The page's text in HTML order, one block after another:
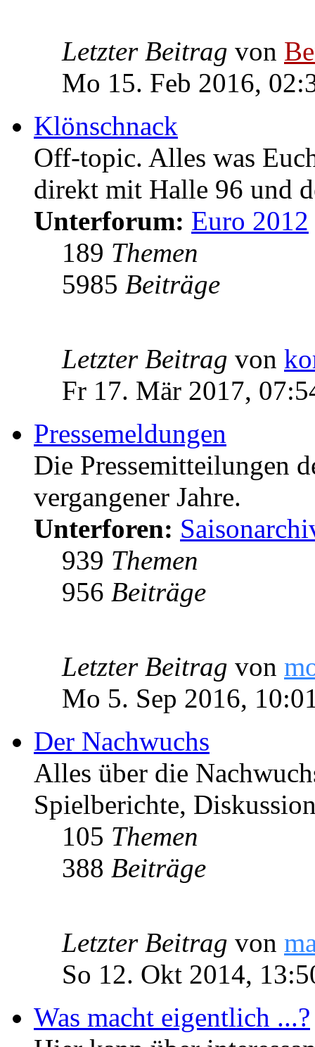
Letzter Beitrag von
Mo 15. Feb 2016,
Klönschnack
Off-topic. Alles was
direkt mit Halle 96 und
Unterforum: Euro 2012
189 Themen
5985 Beiträge
Letzter Beitrag von
Fr 17. Mär 2017,
Pressemeldungen
Die Pressemitteilungen
vergangener Jahre.
Unterforen:
939 Themen
956 Beiträge
Letzter Beitrag von
Mo 5. Sep 2016,
Der Nachwuchs
Alles über die
Spielberichte,
105 Themen
388 Beiträge
Letzter Beitrag von
So 12. Okt 2014,
Was macht eigentlich ...?